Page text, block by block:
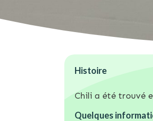
Histoire
Chili a été trouvé
Quelques